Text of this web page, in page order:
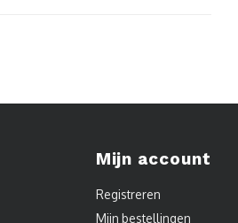
Mijn account
Registreren
Mijn bestellingen